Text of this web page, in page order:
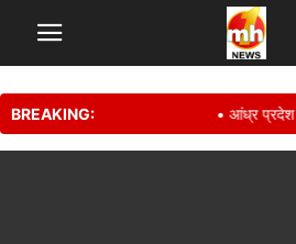
BREAKING: • आंध्र प्रदेश में